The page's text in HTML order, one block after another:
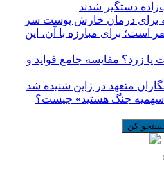
برای درمان خارش پوست سر
۶ میوه متنفر است؛ برای مبارزه با آن، این
زرد؟ مقایسه جامع فواید و
متعهد در ژاپن شنیده شد
جنگ هستید» چیست؟
کن